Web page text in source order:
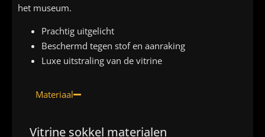
het museum.
Prachtig uitgelicht
Beschermd tegen stof en aanraking
Luxe uitstraling van de vitrine
Materiaal
Vitrine sokkel materialen